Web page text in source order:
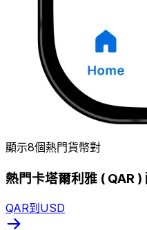
顯示8個熱門貨幣對
熱門卡塔爾利雅 ( QAR )
QAR到USD